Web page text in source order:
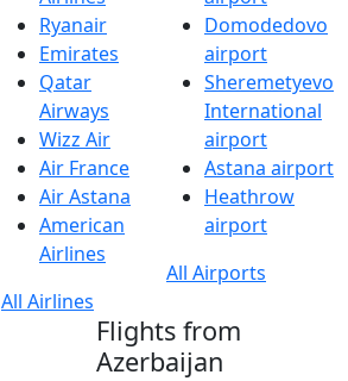
Ryanair
Emirates
Qatar
Airways
Wizz Air
Air France
Air Astana
American
Airlines
All Airlines
Domodedovo
airport
Sheremetyevo
International
airport
Astana airport
Heathrow
airport
All Airports
Flights from
Azerbaijan